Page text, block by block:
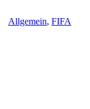
Allgemein, FIFA